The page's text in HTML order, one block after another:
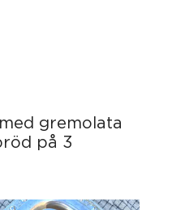
gremolata
på 3